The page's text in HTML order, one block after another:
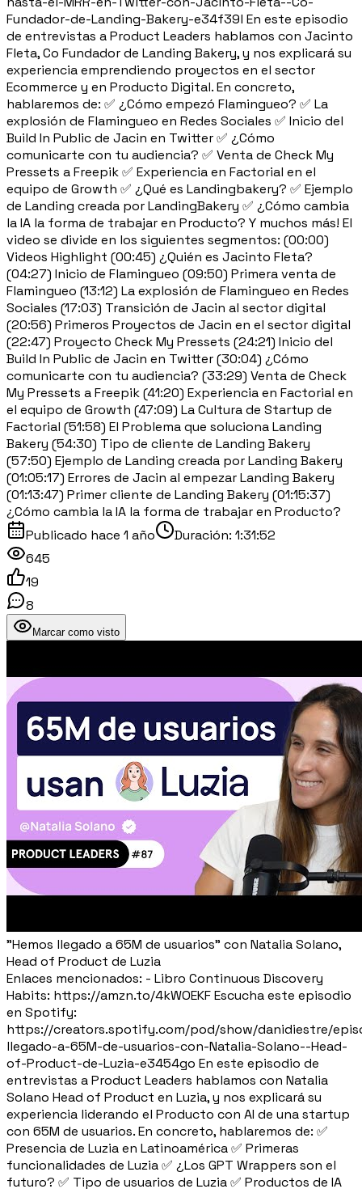
Fundador-de-Landing-Bakery-e34f39l En este episodio
de entrevistas a Product Leaders hablamos con Jacinto
Fleta, Co Fundador de Landing Bakery, y nos explicará su
experiencia emprendiendo proyectos en el sector
Ecommerce y en Producto Digital. En concreto,
hablaremos de: ✅ ¿Cómo empezó Flamingueo? ✅ La
explosión de Flamingueo en Redes Sociales ✅ Inicio del
Build In Public de Jacin en Twitter ✅ ¿Cómo
comunicarte con tu audiencia? ✅ Venta de Check My
Pressets a Freepik ✅ Experiencia en Factorial en el
equipo de Growth ✅ ¿Qué es Landingbakery? ✅ Ejemplo
de Landing creada por LandingBakery ✅ ¿Cómo cambia
la IA la forma de trabajar en Producto? Y muchos más! El
video se divide en los siguientes segmentos: (00:00)
Videos Highlight (00:45) ¿Quién es Jacinto Fleta?
(04:27) Inicio de Flamingueo (09:50) Primera venta de
Flamingueo (13:12) La explosión de Flamingueo en Redes
Sociales (17:03) Transición de Jacin al sector digital
(20:56) Primeros Proyectos de Jacin en el sector digital
(22:47) Proyecto Check My Pressets (24:21) Inicio del
Build In Public de Jacin en Twitter (30:04) ¿Cómo
comunicarte con tu audiencia? (33:29) Venta de Check
My Pressets a Freepik (41:20) Experiencia en Factorial en
el equipo de Growth (47:09) La Cultura de Startup de
Factorial (51:58) El Problema que soluciona Landing
Bakery (54:30) Tipo de cliente de Landing Bakery
(57:50) Ejemplo de Landing creada por Landing Bakery
(01:05:17) Errores de Jacin al empezar Landing Bakery
(01:13:47) Primer cliente de Landing Bakery (01:15:37)
¿Cómo cambia la IA la forma de trabajar en Producto?
Publicado hace 1 año Duración: 1:31:52
645
19
8
Marcar como visto
"Hemos llegado a 65M de usuarios" con Natalia Solano,
Head of Product de Luzia
Enlaces mencionados: - Libro Continuous Discovery
Habits: https://amzn.to/4kWOEKF Escucha este episodio
en Spotify:
https://creators.spotify.com/pod/show/danidiestre/
llegado-a-65M-de-usuarios-con-Natalia-Solano--Head-
of-Product-de-Luzia-e3454go En este episodio de
entrevistas a Product Leaders hablamos con Natalia
Solano Head of Product en Luzia, y nos explicará su
experiencia liderando el Producto con AI de una startup
con 65M de usuarios. En concreto, hablaremos de: ✅
Presencia de Luzia en Latinoamérica ✅ Primeras
funcionalidades de Luzia ✅ ¿Los GPT Wrappers son el
futuro? ✅ Tipo de usuarios de Luzia ✅ Productos de IA